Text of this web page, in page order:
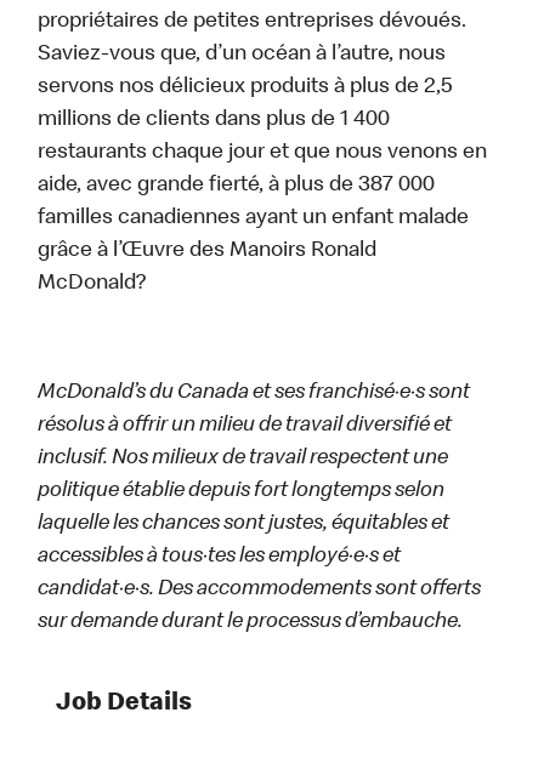
propriétaires de petites entreprises dévoués.
Saviez-vous que, d’un océan à l’autre, nous
servons nos délicieux produits à plus de 2,5
millions de clients dans plus de 1 400
restaurants chaque jour et que nous venons en
aide, avec grande fierté, à plus de 387 000
familles canadiennes ayant un enfant malade
grâce à l’Œuvre des Manoirs Ronald
McDonald?
McDonald’s du Canada et ses franchisé·e·s sont
résolus à offrir un milieu de travail diversifié et
inclusif. Nos milieux de travail respectent une
politique établie depuis fort longtemps selon
laquelle les chances sont justes, équitables et
accessibles à tous·tes les employé·e·s et
candidat·e·s. Des accommodements sont offerts
sur demande durant le processus d’embauche.
Job Details